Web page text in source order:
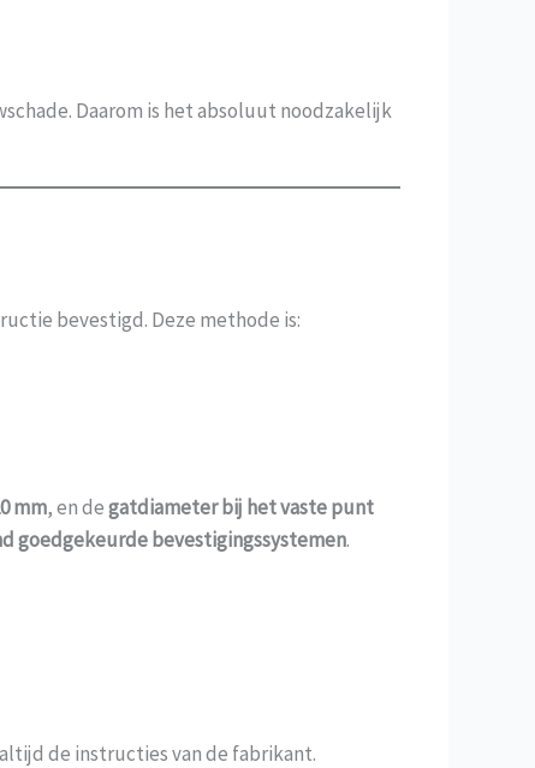
Daarom is het absoluut noodzakelijk
bevestigd. Deze methode is:
mm, en degatdiameter bij het vaste punt
goedgekeurde bevestigingssystemen.
de instructies van de fabrikant.